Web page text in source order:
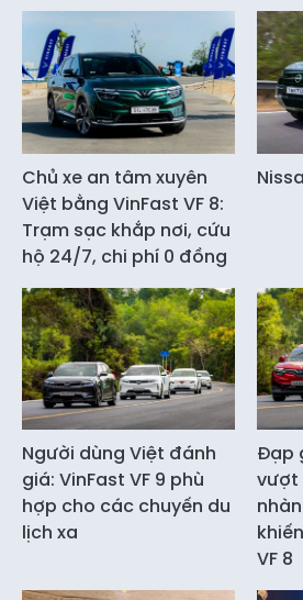
Chủ xe an tâm xuyên
Việt bằng VinFast VF 8:
Trạm sạc khắp nơi, cứu
hộ 24/7, chi phí 0 đồng
Người dùng Việt đánh
giá: VinFast VF 9 phù
hợp cho các chuyến du
lịch xa
Đạp
vượt
VF 8